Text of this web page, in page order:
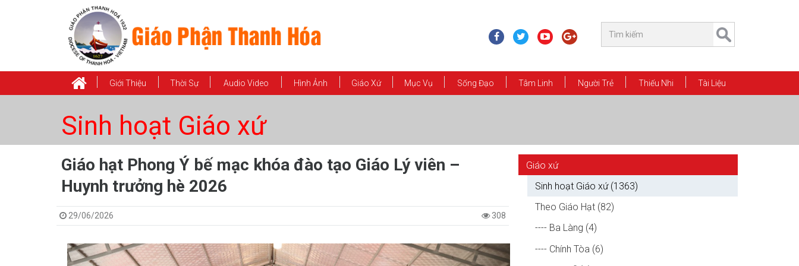
Giới Thiệu Thời Sự Audio Video Hình Ảnh Giáo Xứ Mục Vụ Sống Đạo Tâm Linh Người Trẻ Thiếu Nhi Tài Liệu
Sinh hoạt Giáo xứ
Giáo hạt Phong Ý bế mạc khóa đào tạo Giáo Lý viên –
Huynh trưởng hè 2026
29/06/2026 308
Giáo xứ
Sinh hoạt Giáo xứ (1363)
Theo Giáo Hạt (82)
---- Ba Làng (4)
---- Chính Tòa (6)